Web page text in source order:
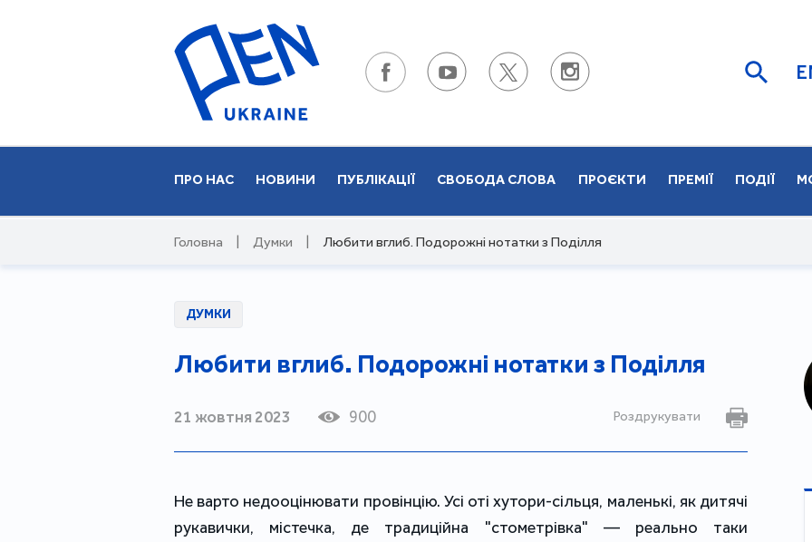
ПРО НАС НОВИНИ ПУБЛІКАЦІЇ СВОБОДА СЛОВА ПРОЄКТИ ПРЕМІЇ ПОДІЇ
Головна Думки Любити вглиб. Подорожні нотатки з Поділля
ДУМКИ
Любити вглиб. Подорожні нотатки з Поділля
21 жовтня 2023 900 Роздрукувати
Не варто недооцінювати провінцію. Усі оті хутори-сільця, маленькі, як дитячі
рукавички, містечка, де традиційна "стометрівка" — реально таки